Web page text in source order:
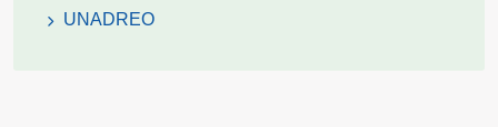
UNADREO